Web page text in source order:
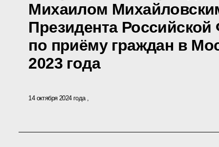
Михаилом
Президента
по приёму граждан в
2023 года
14 октября 2024 года